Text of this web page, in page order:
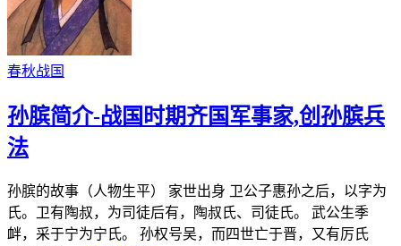
春秋战国
孙膑简介-战国时期齐国军事家,创孙膑兵
法
孙膑的故事（人物生平） 家世出身 卫公子惠孙之后，以字为
氏。卫有陶叔，为司徒后有，陶叔氏、司徒氏。 武公生季
衅，采于宁为宁氏。 孙权号吴，而四世亡于晋，又有厉氏